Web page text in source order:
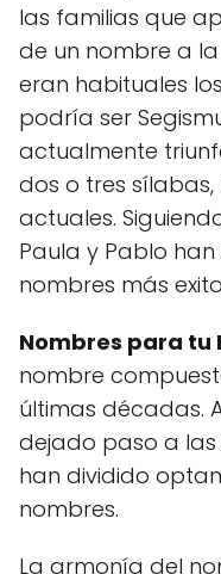
las familias que
de un nombre a
eran habituales
podría ser
actualmente
dos o tres
actuales.
Paula y Pablo
nombres más
Nombres para tu
nombre
últimas décadas.
dejado paso a las
han dividido
nombres.
La armonía del